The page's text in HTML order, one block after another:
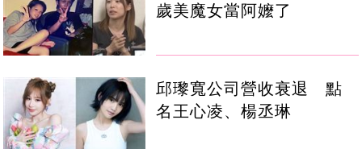
歲美魔女當阿嬤了
邱瓈寬公司營收衰退 點
名王心凌、楊丞琳